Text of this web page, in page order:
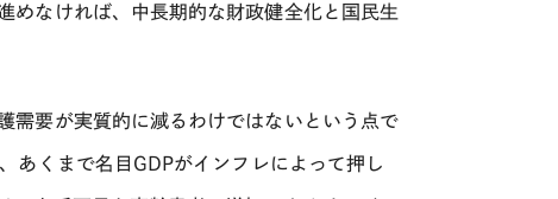
めなければ、中長期的な財政健全化と国民生
需要が実質的に減るわけではないという点で
あくまで名目 GDPがインフレによって押し